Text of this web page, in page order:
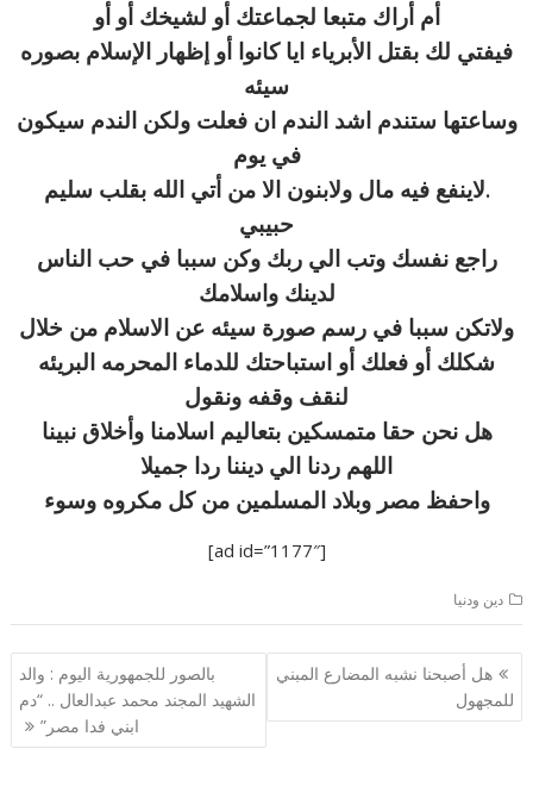
أم أراك متبعا لجماعتك أو لشيخك أو أو
فيفتي لك بقتل الأبرياء ايا كانوا أو إظهار الإسلام بصوره
سيئه
وساعتها ستندم اشد الندم ان فعلت ولكن الندم سيكون
في يوم
.لاينفع فيه مال ولابنون الا من أتي الله بقلب سليم
حبيبي
راجع نفسك وتب الي ربك وكن سببا في حب الناس
لدينك واسلامك
ولاتكن سببا في رسم صورة سيئه عن الاسلام من خلال
شكلك أو فعلك أو استباحتك للدماء المحرمه البريئه
لنقف وقفه ونقول
هل نحن حقا متمسكين بتعاليم اسلامنا وأخلاق نبينا
اللهم ردنا الي ديننا ردا جميلا
واحفظ مصر وبلاد المسلمين من كل مكروه وسوء
[ad id=”1177″]
دين ودنيا
تصفّح
المقالات
هل أصبحنا نشبه المضارع المبني
للمجهول
بالصور للجمهورية اليوم : والد
الشهيد المجند محمد عبدالعال .. “دم
ابني فدا مصر”